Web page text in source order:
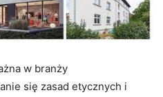
w branży
się zasad etycznych i